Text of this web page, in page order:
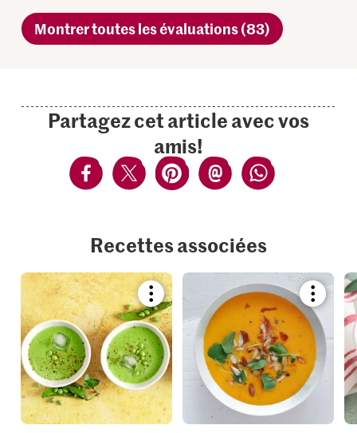
Montrer toutes les évaluations (83)
Partagez cet article avec vos
amis!
Recettes associées
Bookmark
recipe
or
add
it
to
your
collections.
recipe
or
add
it
to
your